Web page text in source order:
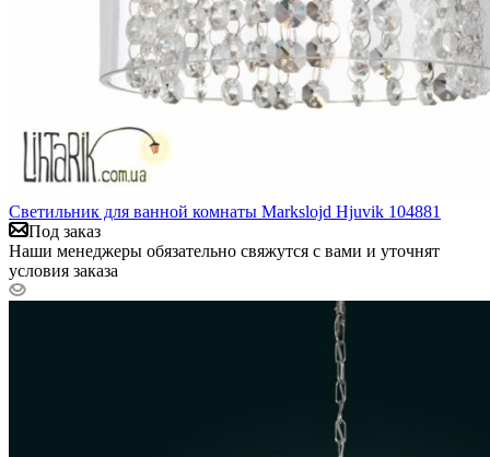
Светильник для ванной комнаты Markslojd Hjuvik 104881
Под заказ
Наши менеджеры обязательно свяжутся с вами и уточнят
условия заказа